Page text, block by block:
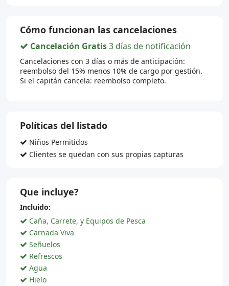
Cómo funcionan las cancelaciones
Cancelación Gratis3 días de notificación
Cancelaciones con 3 días o más de anticipación:
reembolso del 15% menos 10% de cargo por gestión.
Si el capitán cancela: reembolso completo.
Políticas del listado
Niños Permitidos
Clientes se quedan con sus propias capturas
Que incluye?
Incluido:
Caña, Carrete, y Equipos de Pesca
Carnada Viva
Señuelos
Refrescos
Agua
Hielo